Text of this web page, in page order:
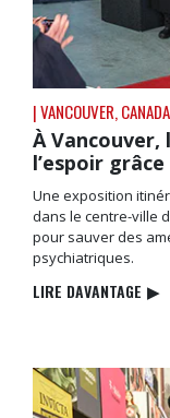
| VANCOUVER,
À
l’espoir
Une exposition
dans le centre-ville
pour sauver des
psychiatriques.
LIRE DAVANTAGE ▶